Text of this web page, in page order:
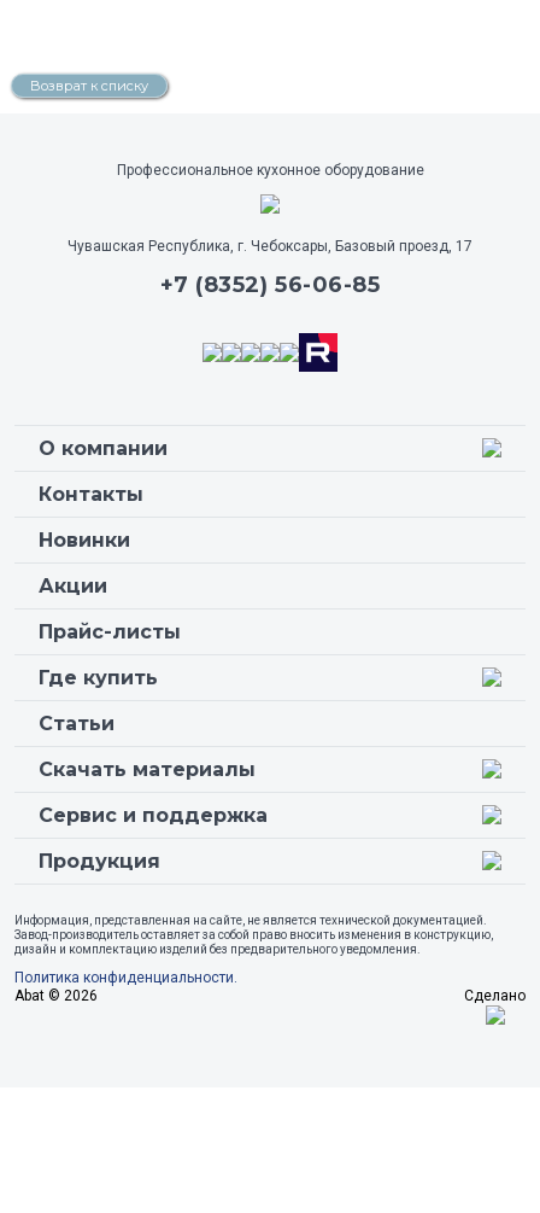
Возврат к списку
Профессиональное кухонное оборудование
Чувашская Республика, г. Чебоксары, Базовый проезд, 17
+7 (8352) 56-06-85
О компании
Контакты
Новинки
Акции
Прайс-листы
Где купить
Статьи
Скачать материалы
Сервис и поддержка
Продукция
Информация, представленная на сайте, не является технической документацией.
Завод-производитель оставляет за собой право вносить изменения в конструкцию,
дизайн и комплектацию изделий без предварительного уведомления.
Политика конфиденциальности.
Abat © 2026
Сделано